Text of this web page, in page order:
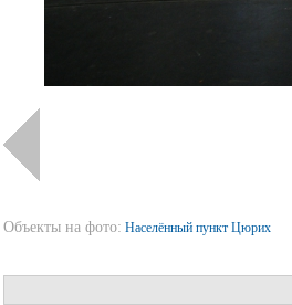
Объекты на фото: Населённый пункт Цюрих